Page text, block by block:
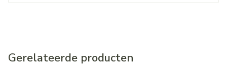
Gerelateerde producten